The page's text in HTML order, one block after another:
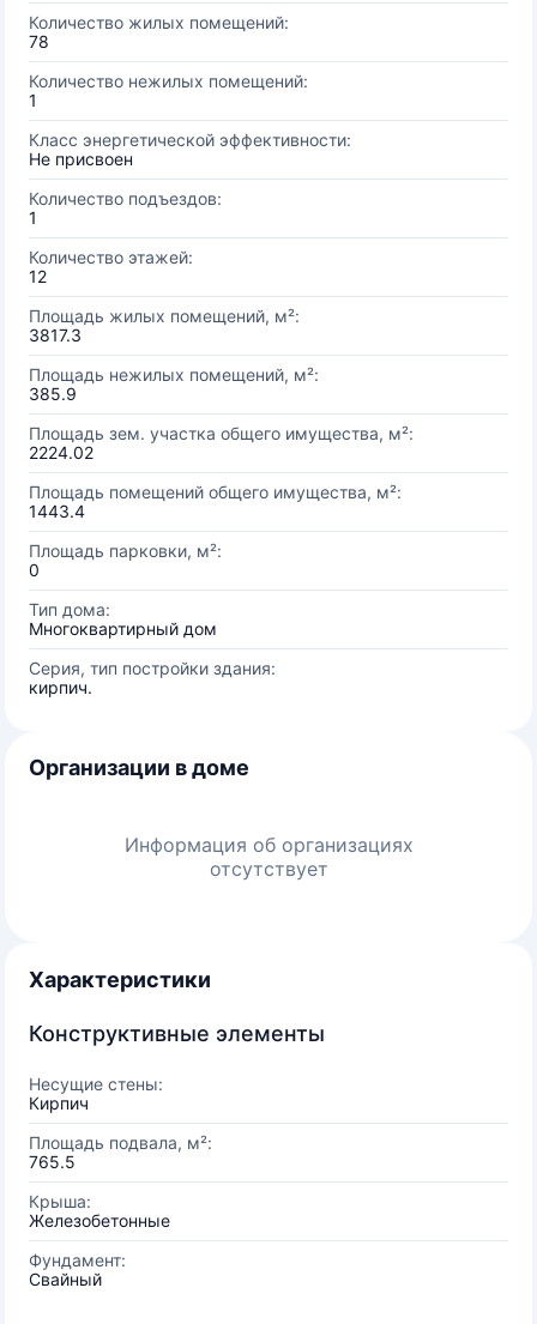
Количество жилых помещений:
78
Количество нежилых помещений:
1
Класс энергетической эффективности:
Не присвоен
Количество подъездов:
1
Количество этажей:
12
Площадь жилых помещений, м²:
3817.3
Площадь нежилых помещений, м²:
385.9
Площадь зем. участка общего имущества, м²:
2224.02
Площадь помещений общего имущества, м²:
1443.4
Площадь парковки, м²:
0
Тип дома:
Многоквартирный дом
Серия, тип постройки здания:
кирпич.
Организации в доме
Информация об организациях
отсутствует
Характеристики
Конструктивные элементы
Несущие стены:
Кирпич
Площадь подвала, м²:
765.5
Крыша:
Железобетонные
Фундамент:
Свайный